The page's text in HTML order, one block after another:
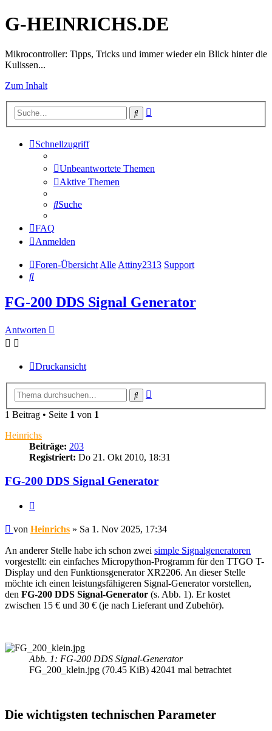
G-HEINRICHS.DE
Mikrocontroller: Tipps, Tricks und immer wieder ein Blick hinter die
Kulissen...
Zum Inhalt
Suche
Schnellzugriff
Unbeantwortete Themen
Aktive Themen
Suche
FAQ
Anmelden
Foren-ÜbersichtAlleAttiny2313 Support
Suche
FG-200 DDS Signal Generator
Antworten
Druckansicht
Suche
1 Beitrag • Seite 1 von 1
Heinrichs
Beiträge: 203
Registriert: Do 21. Okt 2010, 18:31
FG-200 DDS Signal Generator
Beitrag
von Heinrichs » Sa 1. Nov 2025, 17:34
An anderer Stelle habe ich schon zwei simple Signalgeneratoren
vorgestellt: ein einfaches Micropython-Programm für den TTGO T-
Display und den Funktionsgenerator XR2206. An dieser Stelle
möchte ich einen leistungsfähigeren Signal-Generator vorstellen,
den FG-200 DDS Signal-Generator (s. Abb. 1). Er kostet
zwischen 15 € und 30 € (je nach Lieferant und Zubehör).
Abb. 1: FG-200 DDS Signal-Generator
FG_200_klein.jpg (70.45 KiB) 42041 mal betrachtet
Die wichtigsten technischen Parameter